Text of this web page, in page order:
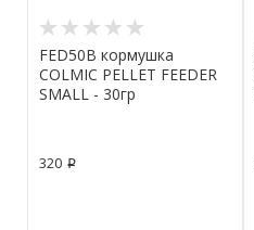
FED50B кормушка
COLMIC PELLET FEEDER
SMALL - 30гр
320 p